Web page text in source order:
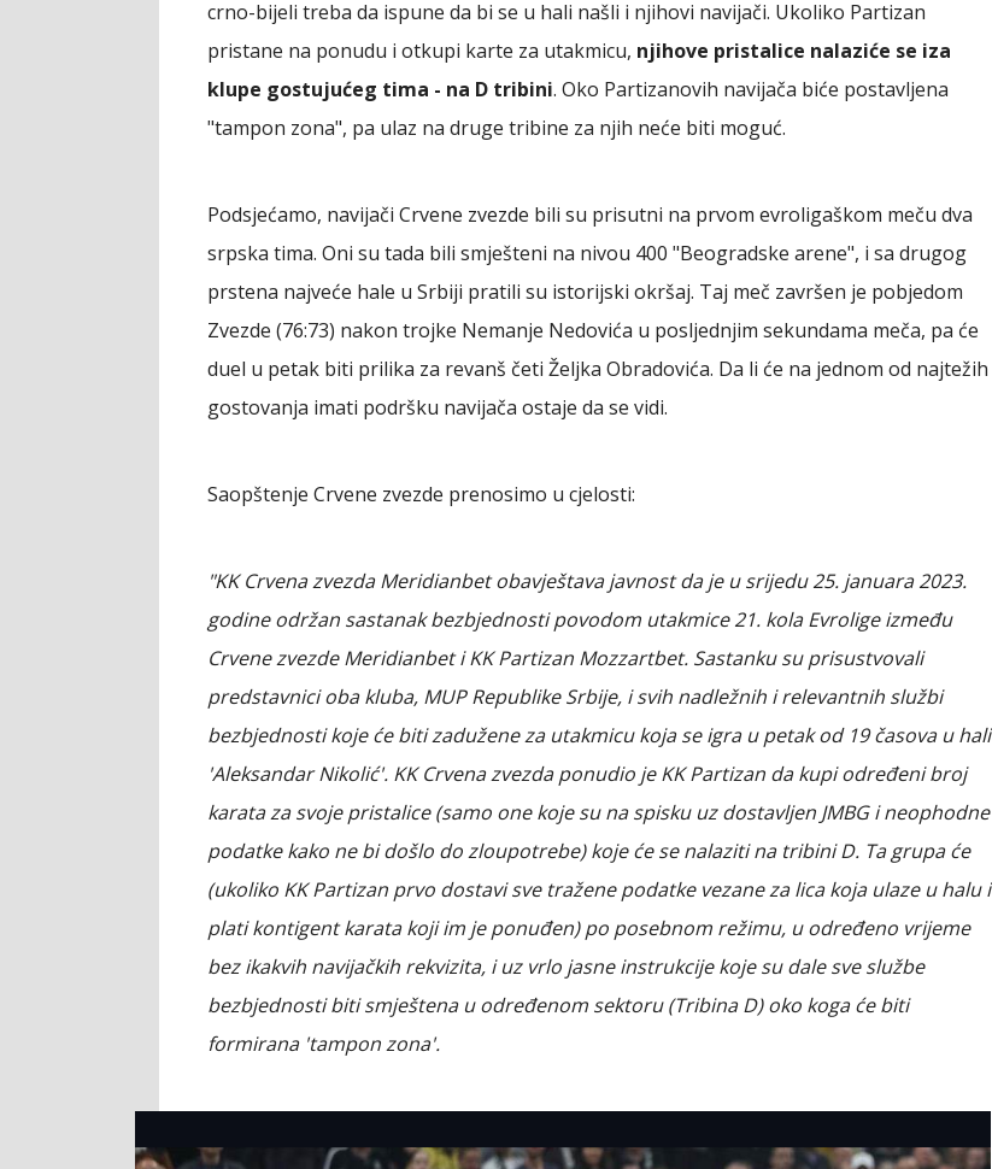
crno-bijeli treba da ispune da bi se u hali našli i njihovi navijači. Ukoliko Partizan
pristane na ponudu i otkupi karte za utakmicu, njihove pristalice nalaziće se iza
klupe gostujućeg tima - na D tribini. Oko Partizanovih navijača biće postavljena
"tampon zona", pa ulaz na druge tribine za njih neće biti moguć.
Podsjećamo, navijači Crvene zvezde bili su prisutni na prvom evroligaškom meču dva
srpska tima. Oni su tada bili smješteni na nivou 400 "Beogradske arene", i sa drugog
prstena najveće hale u Srbiji pratili su istorijski okršaj. Taj meč završen je pobjedom
Zvezde (76:73) nakon trojke Nemanje Nedovića u posljednjim sekundama meča, pa će
duel u petak biti prilika za revanš četi Željka Obradovića. Da li će na jednom od najtežih
gostovanja imati podršku navijača ostaje da se vidi.
Saopštenje Crvene zvezde prenosimo u cjelosti:
"KK Crvena zvezda Meridianbet obavještava javnost da je u srijedu 25. januara 2023.
godine održan sastanak bezbjednosti povodom utakmice 21. kola Evrolige između
Crvene zvezde Meridianbet i KK Partizan Mozzartbet. Sastanku su prisustvovali
predstavnici oba kluba, MUP Republike Srbije, i svih nadležnih i relevantnih službi
bezbjednosti koje će biti zadužene za utakmicu koja se igra u petak od 19 časova u hali
'Aleksandar Nikolić'. KK Crvena zvezda ponudio je KK Partizan da kupi određeni broj
karata za svoje pristalice (samo one koje su na spisku uz dostavljen JMBG i neophodne
podatke kako ne bi došlo do zloupotrebe) koje će se nalaziti na tribini D. Ta grupa će
(ukoliko KK Partizan prvo dostavi sve tražene podatke vezane za lica koja ulaze u halu i
plati kontigent karata koji im je ponuđen) po posebnom režimu, u određeno vrijeme
bez ikakvih navijačkih rekvizita, i uz vrlo jasne instrukcije koje su dale sve službe
bezbjednosti biti smještena u određenom sektoru (Tribina D) oko koga će biti
formirana 'tampon zona'.